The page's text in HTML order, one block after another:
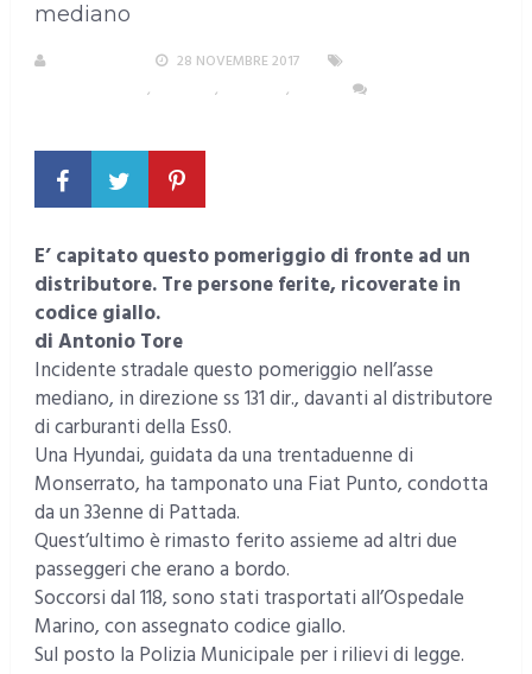
mediano
28 NOVEMBRE 2017
, , ,
E’ capitato questo pomeriggio di fronte ad un
distributore. Tre persone ferite, ricoverate in
codice giallo.
di Antonio Tore
Incidente stradale questo pomeriggio nell’asse
mediano, in direzione ss 131 dir., davanti al distributore
di carburanti della Ess0.
Una Hyundai, guidata da una trentaduenne di
Monserrato, ha tamponato una Fiat Punto, condotta
da un 33enne di Pattada.
Quest’ultimo è rimasto ferito assieme ad altri due
passeggeri che erano a bordo.
Soccorsi dal 118, sono stati trasportati all’Ospedale
Marino, con assegnato codice giallo.
Sul posto la Polizia Municipale per i rilievi di legge.